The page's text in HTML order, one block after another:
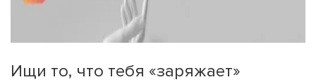
Ищи то, что тебя «заряжает»